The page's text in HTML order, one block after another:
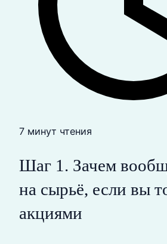
7 минут чтения
Шаг 1. Зачем
на сырьё, если вы
акциями